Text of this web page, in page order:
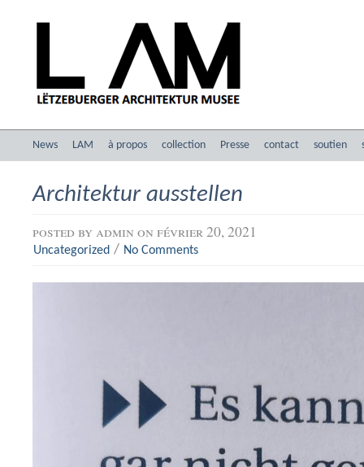
News LAM à propos collection Presse contact soutien
Architektur ausstellen
posted by admin on février 20, 2021
Uncategorized / No Comments